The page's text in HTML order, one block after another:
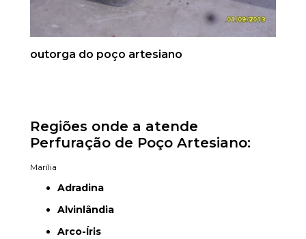
outorga do poço artesiano
Regiões onde a atende
Perfuração de Poço Artesiano:
Marília
Adradina
Alvinlândia
Arco-Íris